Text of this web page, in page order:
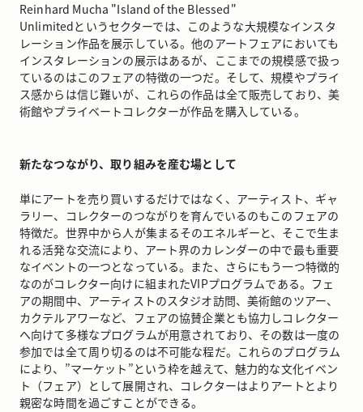
Reinhard Mucha "Island of the Blessed"
Unlimitedというセクターでは、このような大規模なインスタ
レーション作品を展示している。他のアートフェアにおいても
インスタレーションの展示はあるが、ここまでの規模感で扱っ
ているのはこのフェアの特徴の一つだ。そして、規模やプライ
ス感からは信じ難いが、これらの作品は全て販売しており、美
術館やプライベートコレクターが作品を購入している。
新たなつながり、取り組みを産む場として
単にアートを売り買いするだけではなく、アーティスト、ギャ
ラリー、コレクターのつながりを育んでいるのもこのフェアの
特徴だ。世界中から人が集まるそのエネルギーと、そこで生ま
れる活発な交流により、アート界のカレンダーの中で最も重要
なイベントの一つとなっている。また、さらにもう一つ特徴的
なのがコレクター向けに組まれたVIPプログラムである。フェ
アの期間中、アーティストのスタジオ訪問、美術館のツアー、
カクテルアワーなど、フェアの協賛企業とも協力しコレクター
へ向けて多様なプログラムが用意されており、その数は一度の
参加では全て周り切るのは不可能な程だ。これらのプログラム
により、”マーケット”という枠を越えて、魅力的な文化イベン
ト（フェア）として展開され、コレクターはよりアートとより
親密な時間を過ごすことができる。